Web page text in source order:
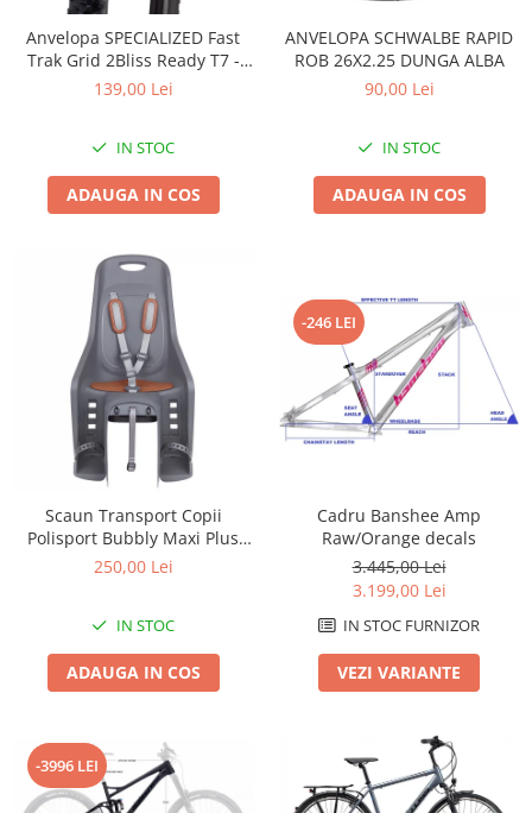
Camere
Cuvete (headset)
Frâne pe jantă
Plăcuțe frână
Piese frâne
Frâne pe disc
Furci fixe
Piese furci
Furci cu suspensie
Ghidaje și întinzătoare lanț
Ghidoane și atașabile
Jante
Manete Schimbător, Frâna, Combo
Manete frână
Manete combo
Manete schimbător
Manșoane și ghidolină
Pompe
Produse întreținere
Scule și dispozitive
Sisteme antifurt
Sonerii
Suporți și portbagaje auto
Încălțăminte
Anvelopa SPECIALIZED Fast
Trak Grid 2Bliss Ready T7 -
29x2.35 Black - Tubeless
139,00 Lei
IN STOC
ADAUGA IN COS
ANVELOPA SCHWALBE RAPID
ROB 26X2.25 DUNGA ALBA
90,00 Lei
IN STOC
ADAUGA IN COS
Scaun Transport Copii
Polisport Bubbly Maxi Plus
CFS PRINDERE pe PORTBAGAJ
250,00 Lei
IN STOC
ADAUGA IN COS
-246 LEI
Cadru Banshee Amp
Raw/Orange decals
3.445,00 Lei
3.199,00 Lei
IN STOC FURNIZOR
VEZI VARIANTE
-3996 LEI